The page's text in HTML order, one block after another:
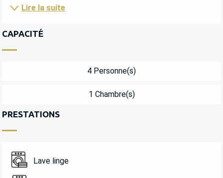
Lire la suite
CAPACITÉ
4 Personne(s)
1 Chambre(s)
PRESTATIONS
Lave linge